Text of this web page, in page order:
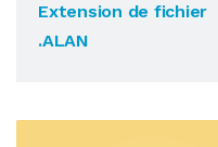
Extension de fichier
.ALAN